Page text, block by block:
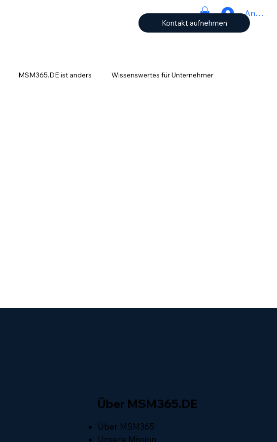
Kontakt aufnehmen
MSM365.DE ist anders Wissenswertes für Unternehmer
Über MSM365.DE
Über MSM365
Unsere Mission